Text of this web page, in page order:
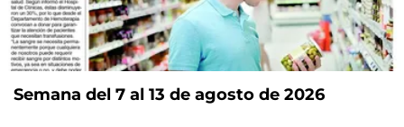
Semana del 7 al 13 de agosto de 2026